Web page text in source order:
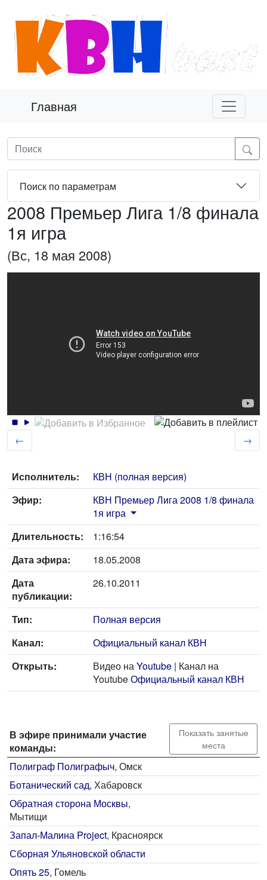
Главная
Поиск по параметрам
2008 Премьер Лига 1/8 финала
1я игра
(Вс, 18 мая 2008)
← →
Исполнитель:
КВН (полная версия)
Эфир:
КВН Премьер Лига 2008 1/8 финала
1я игра
Длительность:
1:16:54
Дата эфира:
18.05.2008
Дата
публикации:
26.10.2011
Тип:
Полная версия
Канал:
Официальный канал КВН
Открыть:
Видео наYoutube | Канал на
YoutubeОфициальный канал КВН
В эфире принимали участие
команды:
Показать занятые
места
Полиграф Полиграфыч, Омск
Ботанический сад, Хабаровск
Обратная сторона Москвы,
Мытищи
Запал-Малина Project, Красноярск
Сборная Ульяновской области
Опять 25, Гомель